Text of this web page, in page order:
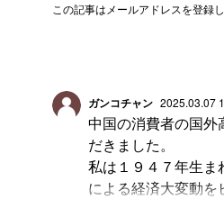
この記事はメールアドレスを登録
ガンコチャン 2025.03.07
中国の消費者の国外
だきました。
私は１９４７年生ま
による経済大変動を